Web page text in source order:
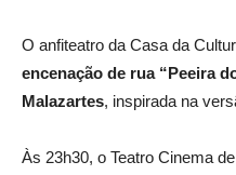
O anfiteatro da Casa da
encenação de rua “Peeira
Malazartes, inspirada na
Às 23h30, o Teatro Cinema